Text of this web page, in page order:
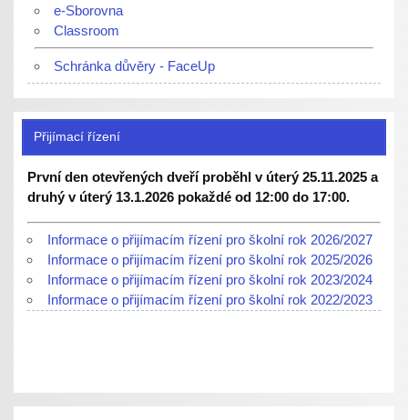
e-Sborovna
Classroom
Schránka důvěry - FaceUp
Přijímací řízení
První den otevřených dveří proběhl v úterý 25.11.2025 a
druhý v úterý 13.1.2026 pokaždé od 12:00 do 17:00.
Informace o přijímacím řízení pro školní rok 2026/2027
Informace o přijímacím řízení pro školní rok 2025/2026
Informace o přijímacím řízení pro školní rok 2023/2024
Informace o přijímacím řízení pro školní rok 2022/2023